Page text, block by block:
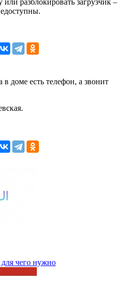
доме есть телефон, а звонит
для чего нужно